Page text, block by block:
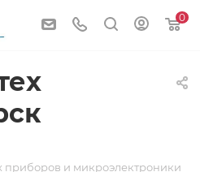
0
приборов и микроэлектроники